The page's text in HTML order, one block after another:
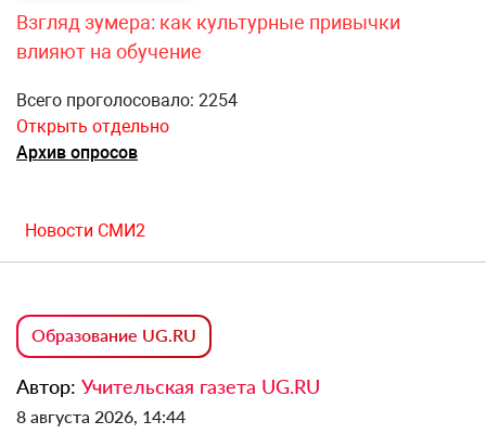
Взгляд зумера: как культурные привычки
влияют на обучение
Всего проголосовало: 2254
Открыть отдельно
Архив опросов
Новости СМИ2
Образование UG.RU
Автор: Учительская газета UG.RU
8 августа 2026, 14:44